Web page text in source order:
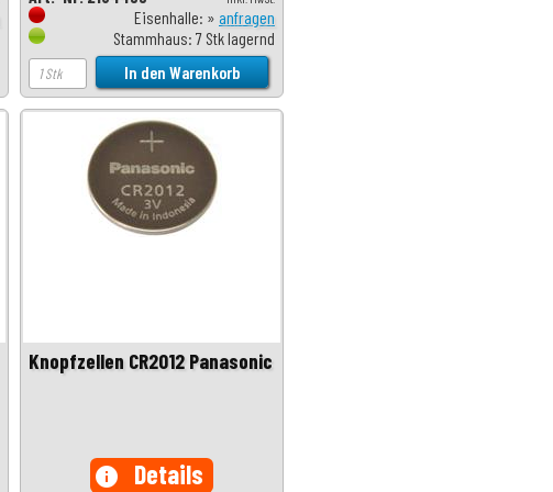
Eisenhalle: » anfragen
Stammhaus: 7 Stk lagernd
Knopfzellen CR2012 Panasonic
info Details